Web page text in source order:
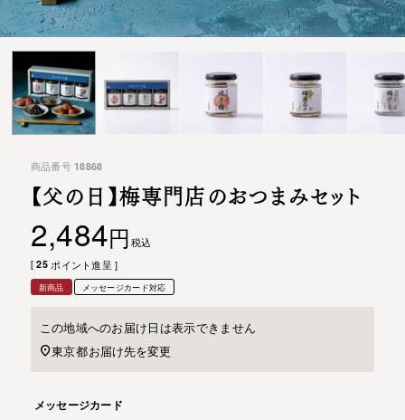
商品番号 18868
【父の日】梅専門店のおつまみセット
2,484
税込
[ 25 ポイント進呈 ]
新商品 メッセージカード対応
この地域へのお届け日は表示できません
東京都お届け先を変更
メッセージカード